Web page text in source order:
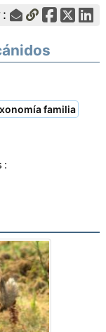
:
familia
: